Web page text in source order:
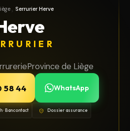
de Liège
Serrurier Herve
Province de Liège
58 44 WhatsApp
· Bancontact Dossier assurance